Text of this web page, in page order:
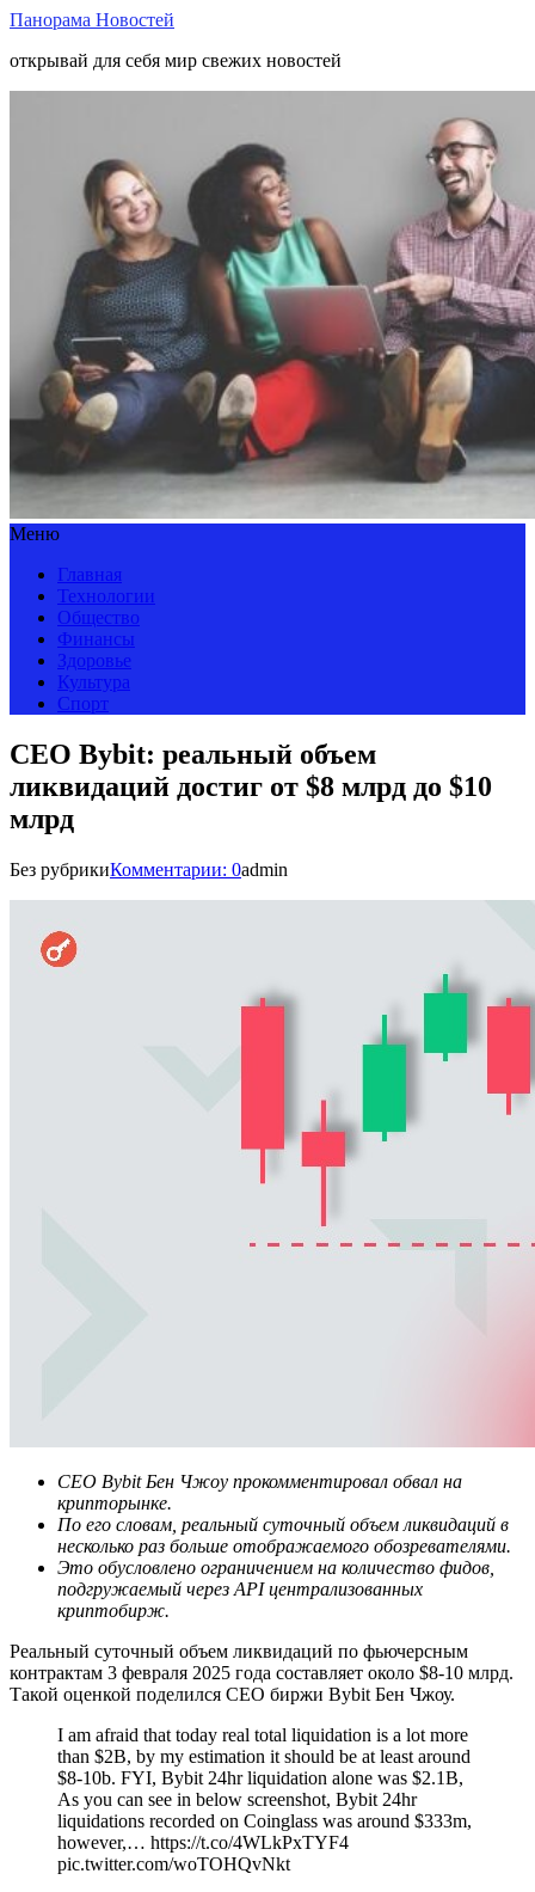
Панорама Новостей
открывай для себя мир свежих новостей
Меню
Главная
Технологии
Общество
Финансы
Здоровье
Культура
Спорт
CEO Bybit: реальный объем
ликвидаций достиг от $8 млрд до $10
млрд
Без рубрикиКомментарии: 0admin
CEO Bybit Бен Чжоу прокомментировал обвал на
крипторынке.
По его словам, реальный суточный объем ликвидаций в
несколько раз больше отображаемого обозревателями.
Это обусловлено ограничением на количество фидов,
подгружаемый через API централизованных
криптобирж.
Реальный суточный объем ликвидаций по фьючерсным
контрактам 3 февраля 2025 года составляет около $8-10 млрд.
Такой оценкой поделился CEO биржи Bybit Бен Чжоу.
I am afraid that today real total liquidation is a lot more
than $2B, by my estimation it should be at least around
$8-10b. FYI, Bybit 24hr liquidation alone was $2.1B,
As you can see in below screenshot, Bybit 24hr
liquidations recorded on Coinglass was around $333m,
however,… https://t.co/4WLkPxTYF4
pic.twitter.com/woTOHQvNkt